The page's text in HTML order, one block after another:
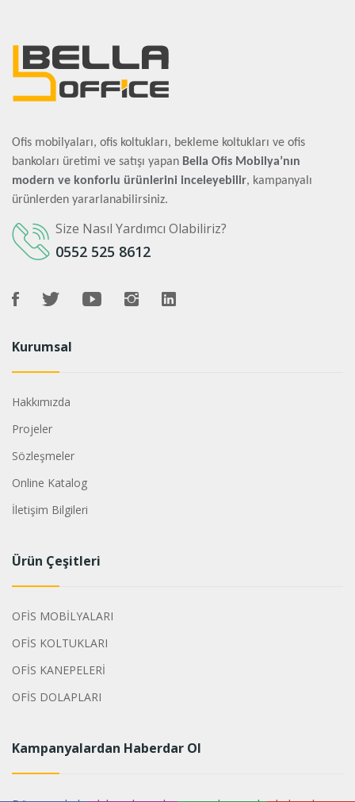
Ofis mobilyaları, ofis koltukları, bekleme koltukları ve ofis
bankoları üretimi ve satışı yapan Bella Ofis Mobilya’nın
modern ve konforlu ürünlerini inceleyebilir, kampanyalı
ürünlerden yararlanabilirsiniz.
Size Nasıl Yardımcı Olabiliriz?
0552 525 8612
Kurumsal
Hakkımızda
Projeler
Sözleşmeler
Online Katalog
İletişim Bilgileri
Ürün Çeşitleri
OFİS MOBİLYALARI
OFİS KOLTUKLARI
OFİS KANEPELERİ
OFİS DOLAPLARI
Kampanyalardan Haberdar Ol